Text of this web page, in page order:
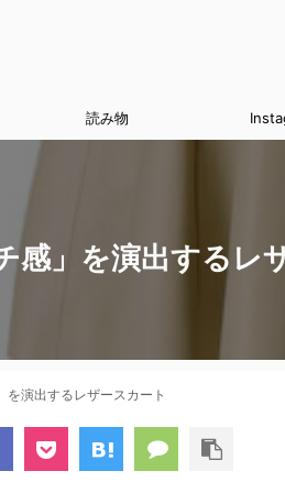
読み物
感」を演出するレ
を演出するレザースカート